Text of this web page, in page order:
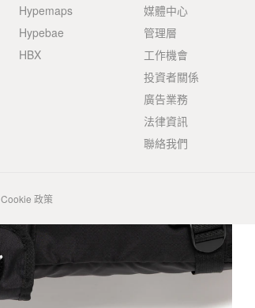
Hypemaps
Hypebae
HBX
媒體中心
管理層
工作機會
投資者關係
廣告業務
法律資訊
聯絡我們
Cookie 政策